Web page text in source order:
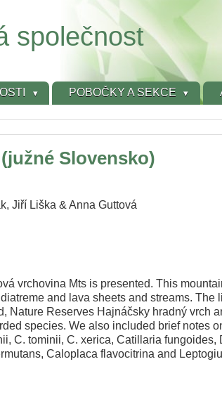
společnost
POBOČKY A SEKCE
Slovensko)
Jiří Liška & Anna Guttová
vrchovina Mts is presented. This
and lava sheets and streams.
Nature Reserves Hajnáčsky hradný vrch
species. We also included brief notes
C. tominii, C. xerica, Catillaria
Caloplaca flavocitrina and